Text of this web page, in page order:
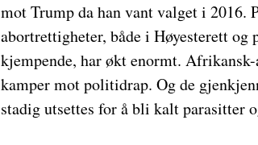
mot Trump da han vant valget i 2016.
abortrettigheter, både i Høyesterett
kjempende, har økt enormt.
kamper mot politidrap. Og de
stadig utsettes for å bli kalt parasitter